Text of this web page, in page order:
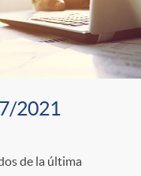
2021
de la última